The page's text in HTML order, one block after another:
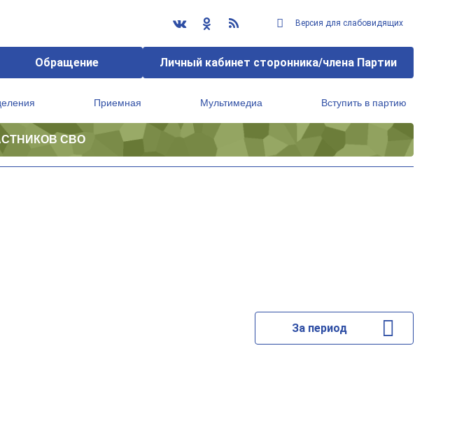
Версия для слабовидящих
Обращение Личный кабинет сторонника/члена Партии
Приемная Мультимедиа Вступить в партию
СВО
За период